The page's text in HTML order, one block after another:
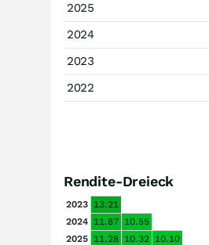
2025
2024
2023
2022
Rendite-Dreieck
2023 13.21
2024 11.87 10.55
2025 11.28 10.32 10.10